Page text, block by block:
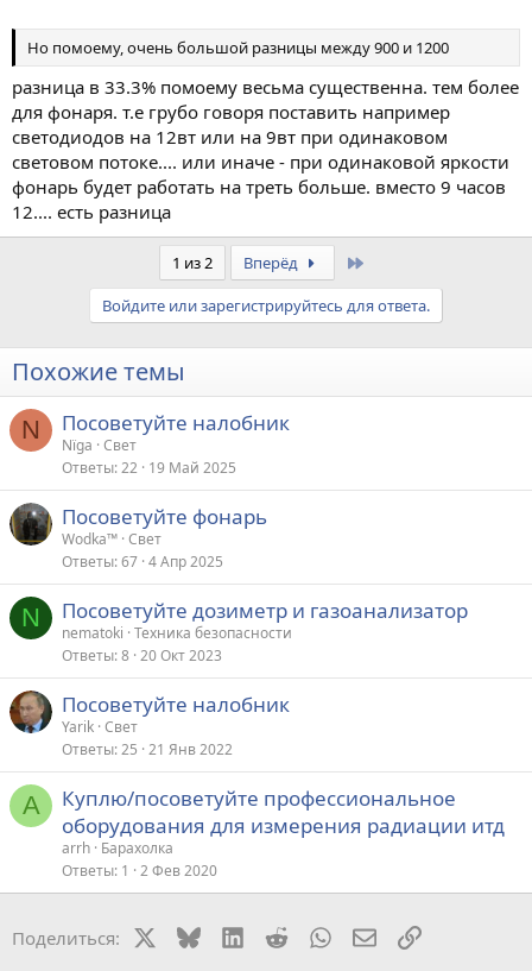
Но помоему, очень большой разницы между 900 и 1200
разница в 33.3% помоему весьма существенна. тем более
для фонаря. т.е грубо говоря поставить например
светодиодов на 12вт или на 9вт при одинаковом
световом потоке.... или иначе - при одинаковой яркости
фонарь будет работать на треть больше. вместо 9 часов
12.... есть разница
1 из 2 Вперёд
Войдите или зарегистрируйтесь для ответа.
Похожие темы
N Посоветуйте налобник
Nïga Свет
Ответы 22 19 Май 2025
Посоветуйте фонарь
Wodka™ Свет
Ответы 67 4 Апр 2025
N Посоветуйте дозиметр и газоанализатор
nematoki Техника безопасности
Ответы 8 20 Окт 2023
Посоветуйте налобник
Yarik Свет
Ответы 25 21 Янв 2022
A
Куплю/посоветуйте профессиональное
оборудования для измерения радиации итд
arrh Барахолка
Ответы 1 2 Фев 2020
Поделиться: BlueskyLinkedIn
RedditWhatsAppЭлектронная
Ссылка